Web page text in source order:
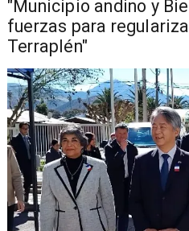
"Municipio andino y
fuerzas para
Terraplén"